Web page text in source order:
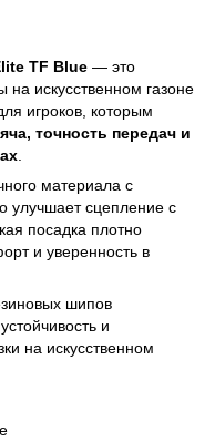
TF Blue — это
искусственном газоне
игроков, которым
точность передач и
материала с
улучшает сцепление с
посадка плотно
и уверенность в
шипов
и
на искусственном